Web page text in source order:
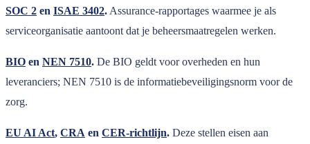
SOC 2 en ISAE 3402.Assurance-rapportages waarmee je als
serviceorganisatie aantoont dat je beheersmaatregelen werken.
BIO en NEN 7510. De BIO geldt voor overheden en hun
leveranciers; NEN 7510 is de informatiebeveiligingsnorm voor de
zorg.
EU AI Act, CRA en CER-richtlijn. Deze stellen eisen aan